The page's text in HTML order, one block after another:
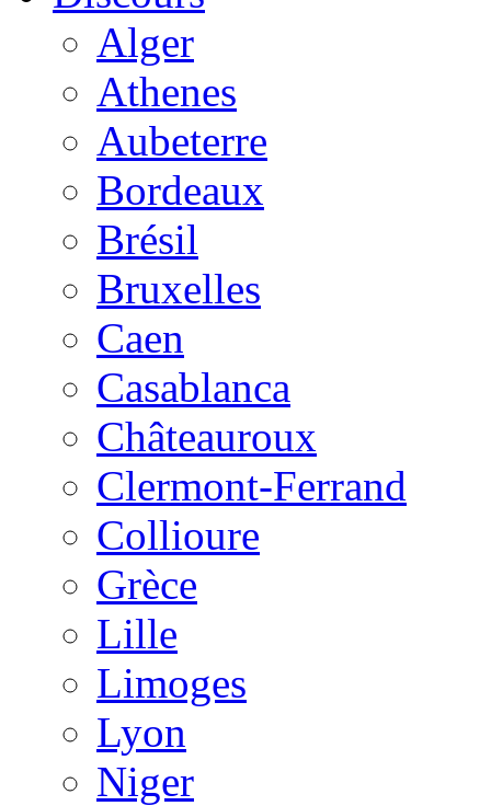
Alger
Athenes
Aubeterre
Bordeaux
Brésil
Bruxelles
Caen
Casablanca
Châteauroux
Clermont-Ferrand
Collioure
Grèce
Lille
Limoges
Lyon
Niger